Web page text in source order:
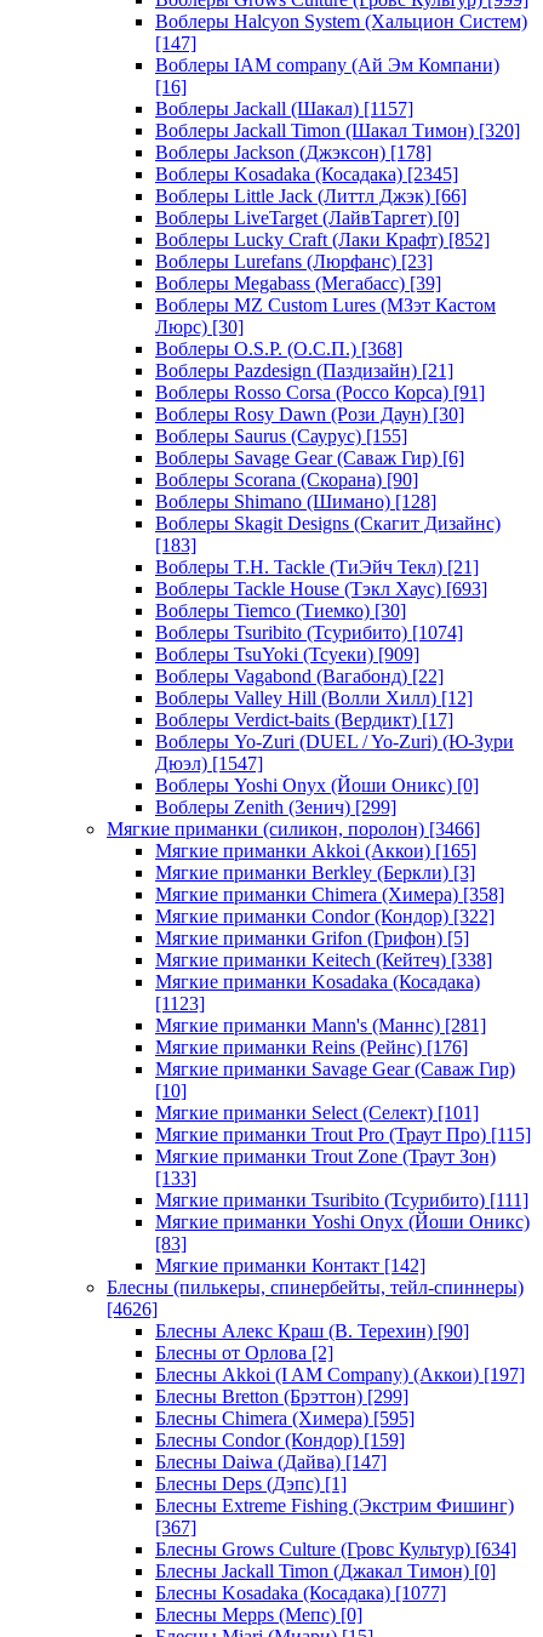
Воблеры Halcyon System (Хальцион Систем)
[147]
Воблеры IAM company (Ай Эм Компани)
[16]
Воблеры Jackall (Шакал) [1157]
Воблеры Jackall Timon (Шакал Тимон) [320]
Воблеры Jackson (Джэксон) [178]
Воблеры Kosadaka (Косадака) [2345]
Воблеры Little Jack (Литтл Джэк) [66]
Воблеры LiveTarget (ЛайвТаргет) [0]
Воблеры Lucky Craft (Лаки Крафт) [852]
Воблеры Lurefans (Люрфанс) [23]
Воблеры Megabass (Мегабасс) [39]
Воблеры MZ Custom Lures (МЗэт Кастом
Люрс) [30]
Воблеры O.S.P. (О.С.П.) [368]
Воблеры Pazdesign (Паздизайн) [21]
Воблеры Rosso Corsa (Россо Корса) [91]
Воблеры Rosy Dawn (Рози Даун) [30]
Воблеры Saurus (Саурус) [155]
Воблеры Savage Gear (Саваж Гир) [6]
Воблеры Scorana (Скорана) [90]
Воблеры Shimano (Шимано) [128]
Воблеры Skagit Designs (Скагит Дизайнс)
[183]
Воблеры T.H. Tackle (ТиЭйч Текл) [21]
Воблеры Tackle House (Тэкл Хаус) [693]
Воблеры Tiemco (Тиемко) [30]
Воблеры Tsuribito (Тсурибито) [1074]
Воблеры TsuYoki (Тсуеки) [909]
Воблеры Vagabond (Вагабонд) [22]
Воблеры Valley Hill (Волли Хилл) [12]
Воблеры Verdict-baits (Вердикт) [17]
Воблеры Yo-Zuri (DUEL / Yo-Zuri) (Ю-Зури
Дюэл) [1547]
Воблеры Yoshi Onyx (Йоши Оникс) [0]
Воблеры Zenith (Зенич) [299]
Мягкие приманки (силикон, поролон) [3466]
Мягкие приманки Akkoi (Аккои) [165]
Мягкие приманки Berkley (Беркли) [3]
Мягкие приманки Chimera (Химера) [358]
Мягкие приманки Condor (Кондор) [322]
Мягкие приманки Grifon (Грифон) [5]
Мягкие приманки Keitech (Кейтеч) [338]
Мягкие приманки Kosadaka (Косадака)
[1123]
Мягкие приманки Mann's (Маннс) [281]
Мягкие приманки Reins (Рейнс) [176]
Мягкие приманки Savage Gear (Саваж Гир)
[10]
Мягкие приманки Select (Селект) [101]
Мягкие приманки Trout Pro (Траут Про) [115]
Мягкие приманки Trout Zone (Траут Зон)
[133]
Мягкие приманки Tsuribito (Тсурибито) [111]
Мягкие приманки Yoshi Onyx (Йоши Оникс)
[83]
Мягкие приманки Контакт [142]
Блесны (пилькеры, спинербейты, тейл-спиннеры)
[4626]
Блесны Алекс Краш (В. Терехин) [90]
Блесны от Орлова [2]
Блесны Akkoi (I AM Company) (Аккои) [197]
Блесны Bretton (Брэттон) [299]
Блесны Chimera (Химера) [595]
Блесны Condor (Кондор) [159]
Блесны Daiwa (Дайва) [147]
Блесны Deps (Дэпс) [1]
Блесны Extreme Fishing (Экстрим Фишинг)
[367]
Блесны Grows Culture (Гровс Культур) [634]
Блесны Jackall Timon (Джакал Тимон) [0]
Блесны Kosadaka (Косадака) [1077]
Блесны Mepps (Мепс) [0]